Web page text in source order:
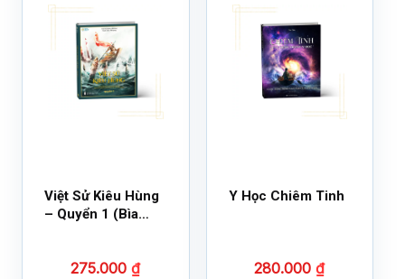
Việt Sử Kiêu Hùng
– Quyển 1 (Bìa
275.000₫
Y Học Chiêm Tinh
280.000₫